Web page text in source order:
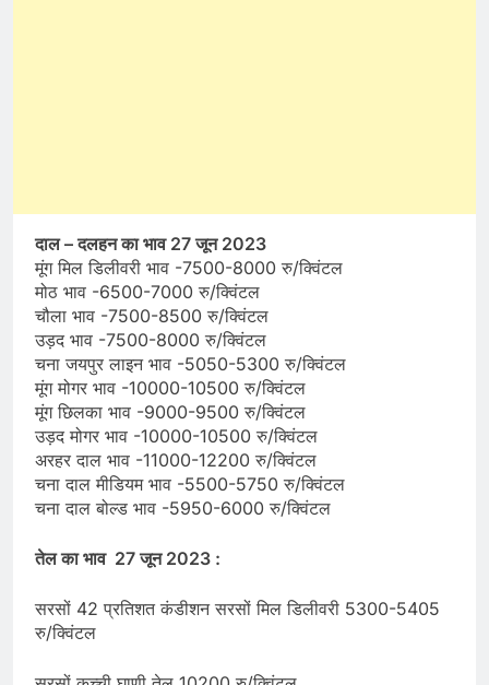
दाल – दलहन का भाव 27 जून 2023
मूंग मिल डिलीवरी भाव -7500-8000 रु/क्विंटल
मोठ भाव -6500-7000 रु/क्विंटल
चौला भाव -7500-8500 रु/क्विंटल
उड़द भाव -7500-8000 रु/क्विंटल
चना जयपुर लाइन भाव -5050-5300 रु/क्विंटल
मूंग मोगर भाव -10000-10500 रु/क्विंटल
मूंग छिलका भाव -9000-9500 रु/क्विंटल
उड़द मोगर भाव -10000-10500 रु/क्विंटल
अरहर दाल भाव -11000-12200 रु/क्विंटल
चना दाल मीडियम भाव -5500-5750 रु/क्विंटल
चना दाल बोल्ड भाव -5950-6000 रु/क्विंटल
तेल का भाव 27 जून 2023 :
सरसों 42 प्रतिशत कंडीशन सरसों मिल डिलीवरी 5300-5405
रु/क्विंटल